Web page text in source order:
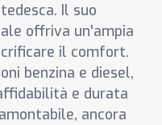
Il suo
offriva un'ampia
il comfort.
benzina e diesel,
e durata
ancora